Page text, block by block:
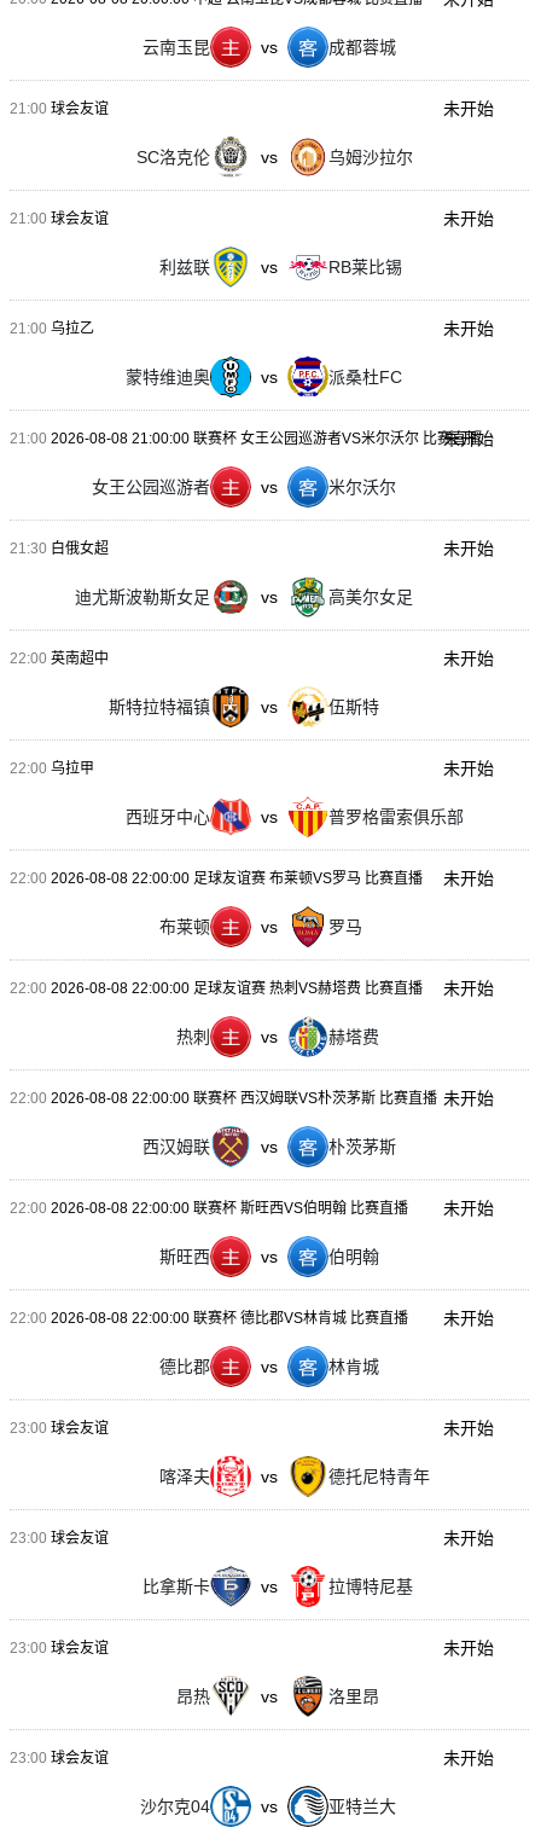
云南玉昆 vs 成都蓉城
21:00 球会友谊
SC洛克伦 vs 乌姆沙拉尔
未开始
21:00 球会友谊
利兹联 vs RB莱比锡
未开始
21:00 乌拉乙
蒙特维迪奥 vs 派桑杜FC
未开始
21:00 2026-08-08 21:00:00 联赛杯 女王公园巡游者VS米尔沃尔 比赛直播
女王公园巡游者 vs 米尔沃尔
未开始
21:30 白俄女超
迪尤斯波勒斯女足 vs 高美尔女足
未开始
22:00 英南超中
斯特拉特福镇 vs 伍斯特
未开始
22:00 乌拉甲
西班牙中心 vs 普罗格雷索俱乐部
未开始
22:00 2026-08-08 22:00:00 足球友谊赛 布莱顿VS罗马 比赛直播
布莱顿 vs 罗马
未开始
22:00 2026-08-08 22:00:00 足球友谊赛 热刺VS赫塔费 比赛直播
热刺 vs 赫塔费
未开始
22:00 2026-08-08 22:00:00 联赛杯 西汉姆联VS朴茨茅斯 比赛直播
西汉姆联 vs 朴茨茅斯
未开始
22:00 2026-08-08 22:00:00 联赛杯 斯旺西VS伯明翰 比赛直播
斯旺西 vs 伯明翰
未开始
22:00 2026-08-08 22:00:00 联赛杯 德比郡VS林肯城 比赛直播
德比郡 vs 林肯城
未开始
23:00 球会友谊
喀泽夫 vs 德托尼特青年
未开始
23:00 球会友谊
比拿斯卡 vs 拉博特尼基
未开始
23:00 球会友谊
昂热 vs 洛里昂
未开始
23:00 球会友谊
沙尔克04 vs 亚特兰大
未开始